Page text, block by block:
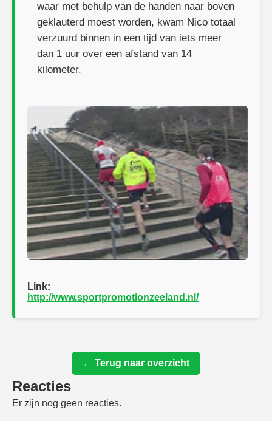
waar met behulp van de handen naar boven
geklauterd moest worden, kwam Nico totaal
verzuurd binnen in een tijd van iets meer
dan 1 uur over een afstand van 14
kilometer.
Link:
http://www.sportpromotionzeeland.nl/
← Terug naar overzicht
Reacties
Er zijn nog geen reacties.